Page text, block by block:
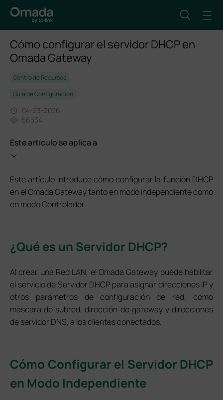
Cómo configurar el servidor DHCP en
Omada Gateway
Centro de Recursos
Guía de Configuración
04-23-2026
56534
Este artículo se aplica a
Este artículo introduce cómo configurar la función DHCP
en el Omada Gateway tanto en modo independiente como
en modo Controlador.
¿Qué es un Servidor DHCP?
Al crear una Red LAN, el Omada Gateway puede habilitar
el servicio de Servidor DHCP para asignar direcciones IP y
otros parámetros de configuración de red, como
máscara de subred, dirección de gateway y direcciones
de servidor DNS, a los clientes conectados.
Cómo Configurar el Servidor DHCP
en Modo Independiente